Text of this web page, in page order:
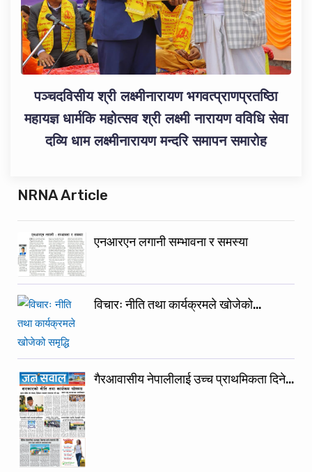
पञ्चदविसीय श्री लक्ष्मीनारायण भगवत्प्राणप्रतष्ठिा
महायज्ञ धार्मकि महोत्सव श्री लक्ष्मी नारायण वविधि सेवा
दव्यि धाम लक्ष्मीनारायण मन्दरि समापन समारोह
NRNA Article
एनआरएन लगानी सम्भावना र समस्या
विचारः नीति तथा कार्यक्रमले खोजेको…
गैरआवासीय नेपालीलाई उच्च प्राथमिकता दिने…